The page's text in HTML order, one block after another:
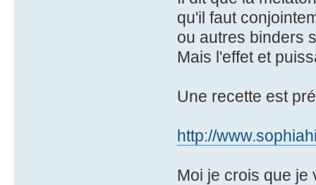
qu'il faut
ou autres binders
Mais l'effet et
Une recette est
http://
Moi je crois que je